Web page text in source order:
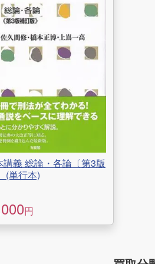
講義 総論・各論〔第3版
(単行本)
円